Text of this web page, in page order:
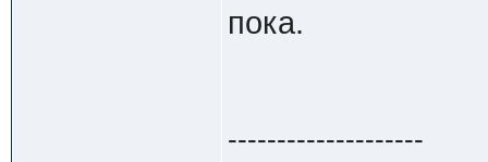
пока.
--------------------